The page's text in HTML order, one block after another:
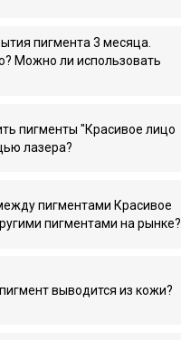
пигмента 3 месяца.
Можно ли использовать
пигменты "Красивое лицо
лазера?
пигментами Красивое
пигментами на рынке?
выводится из кожи?